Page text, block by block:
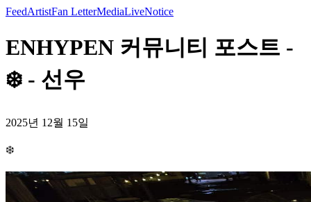
FeedArtistFan LetterMediaLiveNotice
ENHYPEN 커뮤니티 포스트 -
❄️ - 선우
2025년 12월 15일
❄️